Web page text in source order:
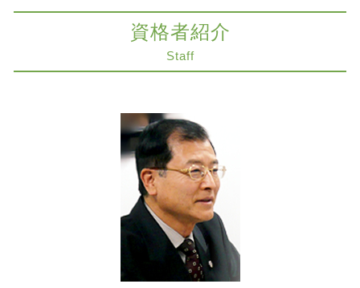
遺留分 調停
相続放棄手続き 生前
相続放棄 生命保険
相続 遺産分割協議書
相続放棄 代襲相続
家族信託 認知症
限定承認 費用 弁護士
コーポレートガバナンス
医療過誤 高齢者 慰謝料
コーポレートガバナンス 問題点
医療過誤 医療事故
知的財産 弁護士
組織再編 会社法
医療過誤 損害賠償 因果関係
人身事故 慰謝料
M&A 神戸市 弁護士
知財紛争 大阪市 弁護士
相続放棄 大阪市 弁護士
生前対策 大阪市 弁護士
医療過誤訴訟 解決 大阪市 弁護士
契約法務 大阪市 弁護士
遺留分侵害額請求 大阪市 弁護士
医療過誤 大阪市 弁護士
労働問題 大阪市
相続放棄 神戸市 弁護士
法律問題 京都市 弁護士
事業承継 神戸市 弁護士
資格者紹介
Staff